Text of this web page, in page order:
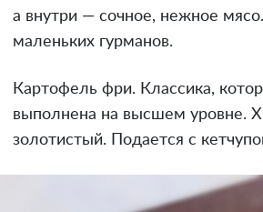
а внутри — сочное, нежное
маленьких гурманов.
Картофель фри. Классика,
выполнена на высшем уровне.
золотистый. Подается с